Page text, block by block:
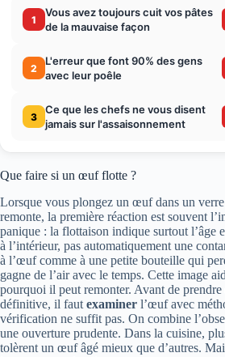
1
Vous avez toujours cuit vos pâtes
de la mauvaise façon
2
L'erreur que font 90% des gens
avec leur poêle
3
Ce que les chefs ne vous disent
jamais sur l'assaisonnement
Que faire si un œuf flotte ?
Lorsque vous plongez un œuf dans un verre
remonte, la première réaction est souvent
panique : la flottaison indique surtout l’âge
à l’intérieur, pas automatiquement une
à l’œuf comme à une petite bouteille qui
gagne de l’air avec le temps. Cette image
pourquoi il peut remonter. Avant de prendre
définitive, il faut examiner l’œuf avec
vérification ne suffit pas. On combine
une ouverture prudente. Dans la cuisine,
tolèrent un œuf âgé mieux que d’autres.